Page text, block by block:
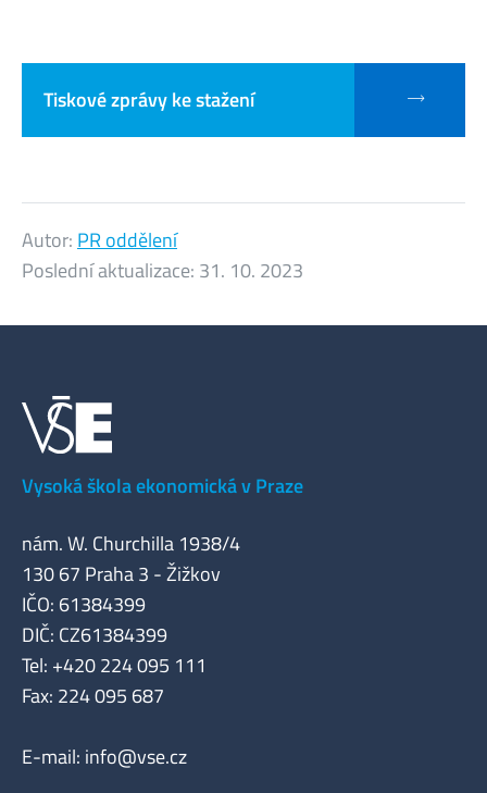
Tiskové zprávy ke stažení
Autor: PR oddělení
Poslední aktualizace: 31. 10. 2023
Vysoká škola ekonomická v Praze
nám. W. Churchilla 1938/4
130 67 Praha 3 - Žižkov
IČO: 61384399
DIČ: CZ61384399
Tel: +420 224 095 111
Fax: 224 095 687
E-mail: info@vse.cz